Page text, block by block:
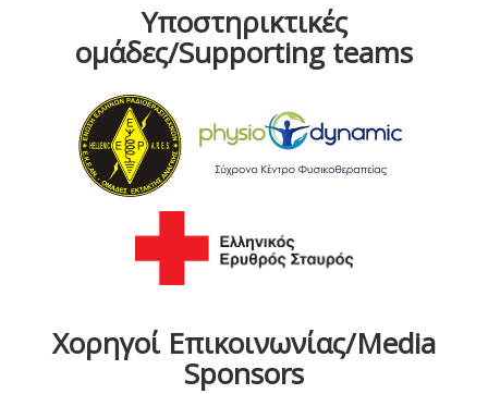
Υποστηρικτικές
ομάδες/Supporting teams
Χορηγοί Επικοινωνίας/Media
Sponsors